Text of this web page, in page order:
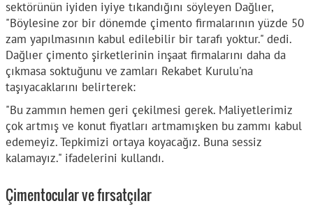
sektörünün iyiden iyiye tıkandığını söyleyen Dağlıer,
"Böylesine zor bir dönemde çimento firmalarının yüzde 50
zam yapılmasının kabul edilebilir bir tarafı yoktur." dedi.
Dağlıer çimento şirketlerinin inşaat firmalarını daha da
çıkmasa soktuğunu ve zamları Rekabet Kurulu'na
taşıyacaklarını belirterek:
"Bu zammın hemen geri çekilmesi gerek. Maliyetlerimiz
çok artmış ve konut fiyatları artmamışken bu zammı kabul
edemeyiz. Tepkimizi ortaya koyacağız. Buna sessiz
kalamayız." ifadelerini kullandı.
Çimentocular ve fırsatçılar